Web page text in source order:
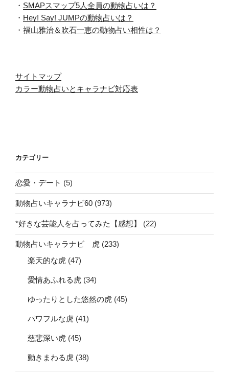
・ SMAPスマップ5人全員の動物占いは？
・ Hey! Say! JUMPの動物占いは？
・ 福山雅治＆吹石一恵の動物占い相性は？
サイトマップ
カラー動物占いとキャラナビ対応表
カテゴリー
恋愛・デート (5)
動物占いキャラナビ60 (973)
*好きな芸能人を占ってみた【感想】 (22)
動物占いキャラナビ 虎 (233)
楽天的な虎 (47)
愛情あふれる虎 (34)
ゆったりとした悠然の虎 (45)
パワフルな虎 (41)
慈悲深い虎 (45)
動きまわる虎 (38)